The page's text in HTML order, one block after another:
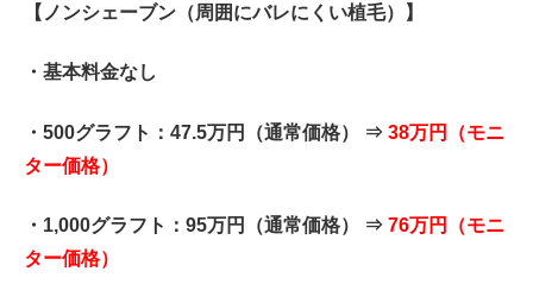
【ノンシェーブン（周囲にバレにくい植毛）】
・基本料金なし
・500グラフト：47.5万円（通常価格） ⇒ 38万円（モニ
ター価格）
・1,000グラフト：95万円（通常価格） ⇒ 76万円（モニ
ター価格）